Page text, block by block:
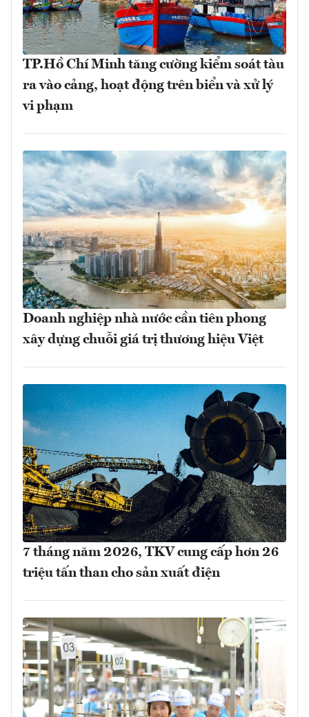
TP.Hồ Chí Minh tăng cường kiểm soát tàu
ra vào cảng, hoạt động trên biển và xử lý
vi phạm
Doanh nghiệp nhà nước cần tiên phong
xây dựng chuỗi giá trị thương hiệu Việt
7 tháng năm 2026, TKV cung cấp hơn 26
triệu tấn than cho sản xuất điện